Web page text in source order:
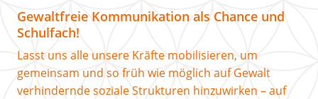
Gewaltfreie Kommunikation als Chance und
Schulfach!
Lasst uns alle unsere Kräfte mobilisieren, um
gemeinsam und so früh wie möglich auf Gewalt
verhindernde soziale Strukturen hinzuwirken – auf